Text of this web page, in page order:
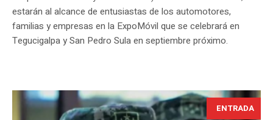
estarán al alcance de entusiastas de los automotores,
familias y empresas en la ExpoMóvil que se celebrará en
Tegucigalpa y San Pedro Sula en septiembre próximo.
ENTRADA